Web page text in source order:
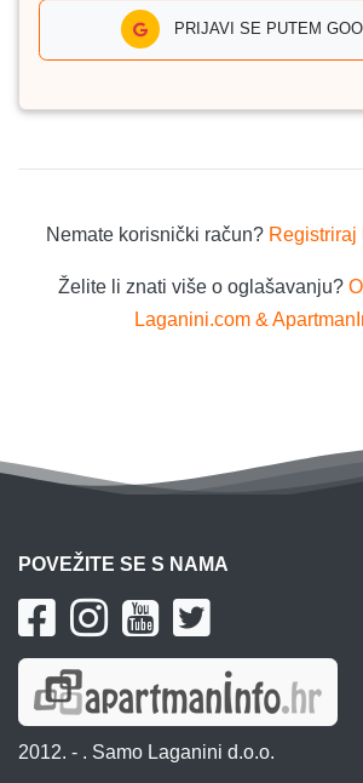
PRIJAVI SE PUTEM
Nemate korisnički račun? Registriraj
Želite li znati više o oglašavanju?
Laganini.com &
POVEŽITE SE S NAMA
2012. - . Samo Laganini d.o.o.